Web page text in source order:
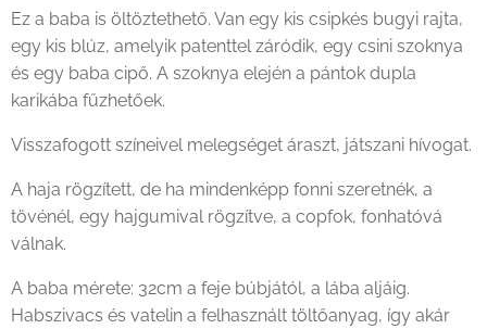
Ez a baba is öltöztethető. Van egy kis csipkés bugyi rajta,
egy kis blúz, amelyik patenttel záródik, egy csini szoknya
és egy baba cipő. A szoknya elején a pántok dupla
karikába fűzhetőek.
Visszafogott színeivel melegséget áraszt, játszani hívogat.
A haja rögzített, de ha mindenképp fonni szeretnék, a
tövénél, egy hajgumival rögzítve, a copfok, fonhatóvá
válnak.
A baba mérete: 32cm a feje búbjától, a lába aljáig.
Habszivacs és vatelin a felhasznált töltőanyag, így akár